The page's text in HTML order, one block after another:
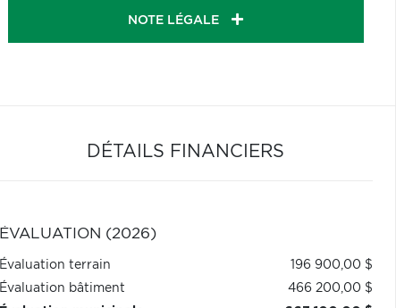
NOTE LÉGALE
DÉTAILS FINANCIERS
ÉVALUATION (2026)
Évaluation terrain
196 900,00 $
Évaluation bâtiment
466 200,00 $